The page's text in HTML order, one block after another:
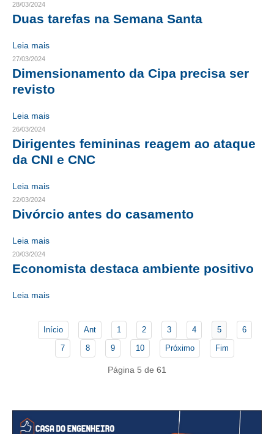
LEI 6.496/1977 – ART
RES 1.002/2002 – CÓDIGO DE ÉTICA
HOMOLOGAÇÕES
PISO SALARIAL
FIQUE POR DENTRO
OPORTUNIDADES
CARREIRA
AUTÔNOMOS E SERVIÇOS
NEWSLETTER
GUIA DAS ENGENHARIAS
CONTATO
ENGENHEIRO EMPREENDEDOR
PLATAFORMAS GRATUITAS
28/03/2024
Duas tarefas na Semana Santa
Leia mais
27/03/2024
Dimensionamento da Cipa precisa ser
revisto
Leia mais
26/03/2024
Dirigentes femininas reagem ao ataque
da CNI e CNC
Leia mais
22/03/2024
Divórcio antes do casamento
Leia mais
20/03/2024
Economista destaca ambiente positivo
Leia mais
Início Ant 1 2 3 4 5
6
7
8 9 10 Próximo Fim
Página 5 de 61